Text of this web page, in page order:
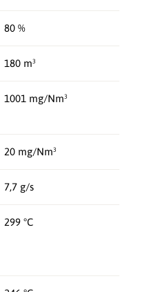
80 %
180 m³
1001 mg/Nm³
20 mg/Nm³
7,7 g/s
299 °C